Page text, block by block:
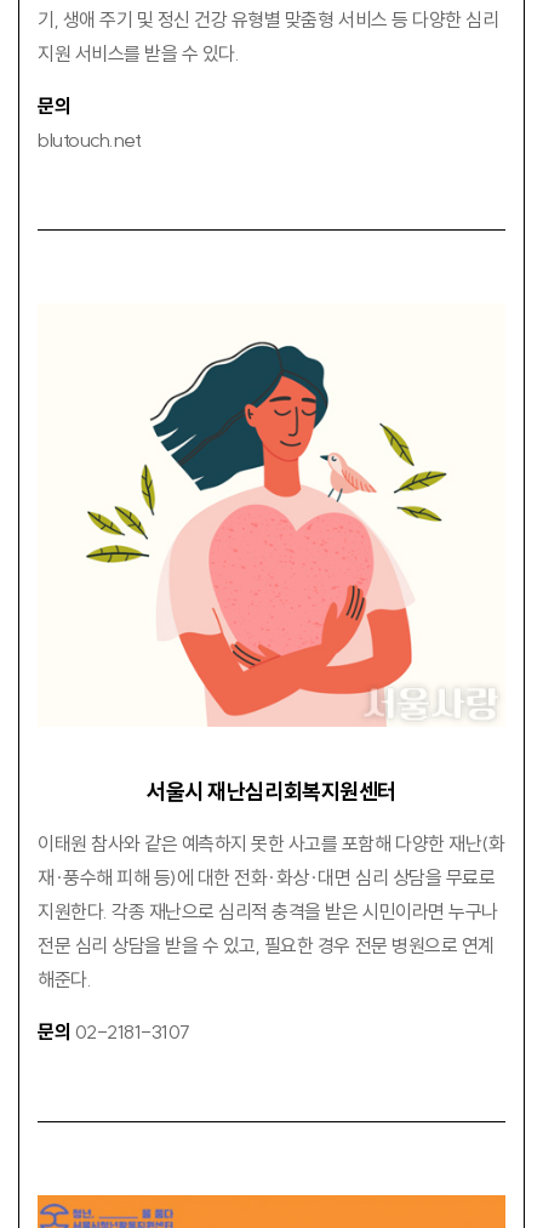
기, 생애 주기 및 정신 건강 유형별 맞춤형 서비스 등 다양한 심리
지원 서비스를 받을 수 있다.
문의
blutouch.net
서울시 재난심리회복지원센터
이태원 참사와 같은 예측하지 못한 사고를 포함해 다양한 재난(화
재·풍수해 피해 등)에 대한 전화·화상·대면 심리 상담을 무료로
지원한다. 각종 재난으로 심리적 충격을 받은 시민이라면 누구나
전문 심리 상담을 받을 수 있고, 필요한 경우 전문 병원으로 연계
해준다.
문의 02-2181-3107